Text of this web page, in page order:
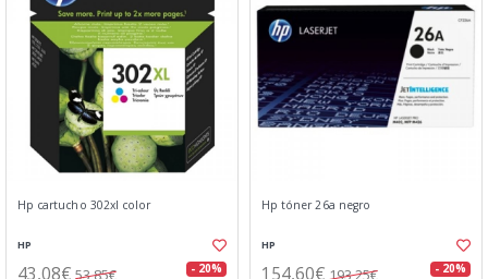
Hp cartucho 302xl color
HP
43,08€ 53,85€ - 20%
Hp tóner 26a negro
HP
154,60€ 193,25€ - 20%